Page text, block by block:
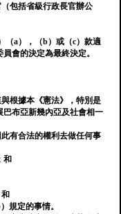
包括省級行政長官辦公
（a），（b）或（c）款適
會的決定為最終決定。
根據本《憲法》，特別是
布亞新幾內亞及社會相一
有合法的權利去做任何事
和
規定的事情。